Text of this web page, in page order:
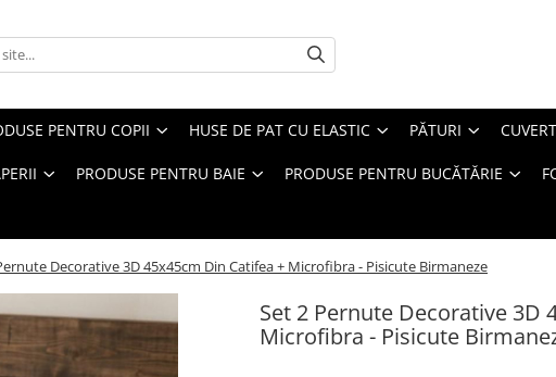
PENTRU COPII HUSE DE PAT CU ELASTIC PĂTURI
PRODUSE PENTRU BAIE PRODUSE PENTRU BUCĂTĂRIE
Decorative 3D 45x45cm Din Catifea + Microfibra - Pisicute Birmaneze
Set 2 Pernute Decorative 3D
Microfibra - Pisicute